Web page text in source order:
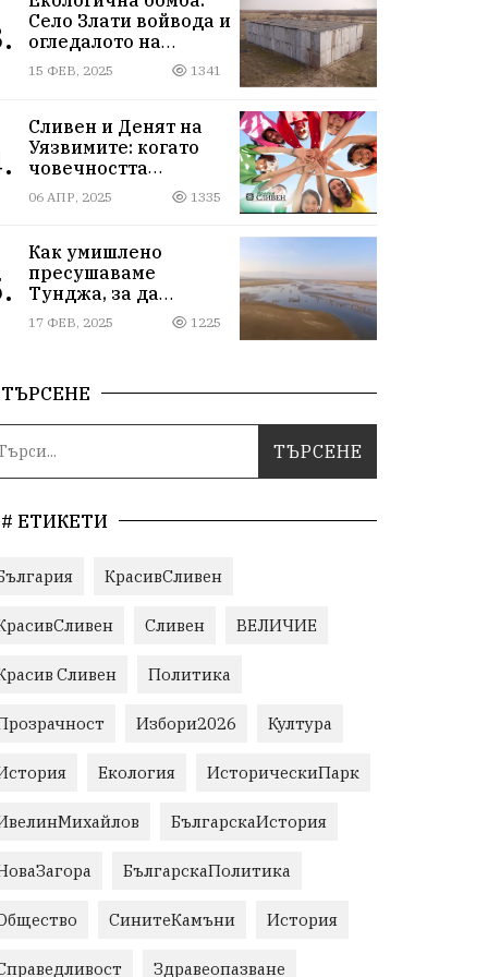
Село Злати войвода и
огледалото на
управлението
15 ФЕВ, 2025 1341
Сливен и Денят на
Уязвимите: когато
човечността
надмогва
предразсъдъците
06 АПР, 2025 1335
Как умишлено
пресушаваме
Тунджа, за да
пълним Марица и…
джобовете на частни
17 ФЕВ, 2025 1225
ТЪРСЕНЕ
# ЕТИКЕТИ
КрасивСливен
Сливен ВЕЛИЧИЕ
Сливен Политика
Избори2026 Култура
Екология ИсторическиПарк
БългарскаИстория
БългарскаПолитика
СинитеКамъни История
Здравеопазване